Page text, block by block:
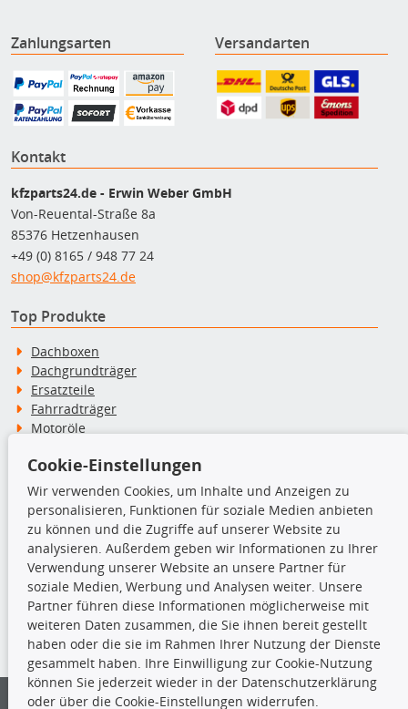
Zahlungsarten Versandarten
Kontakt
kfzparts24.de - Erwin Weber GmbH
Von-Reuental-Straße 8a
85376 Hetzenhausen
+49 (0) 8165 / 948 77 24
shop@kfzparts24.de
Top Produkte
Dachboxen
Dachgrundträger
Ersatzteile
Fahrradträger
Motoröle
Schneeketten
TecDoc Inside
Die hier angezeigten Daten insbesondere die gesamte Datenbank dürfen
nicht kopiert werden.
Es ist zu unterlassen, die Daten oder die gesamte Datenbank ohne
vorherige Zustimmung von TecDoc zu vervielfältigen, zu verbreiten
und/oder diese Handlungen durch Dritte ausführen zu lassen. Ein
Cookie-Einstellungen
Wir verwenden Cookies, um Inhalte und Anzeigen zu
personalisieren, Funktionen für soziale Medien anbieten
zu können und die Zugriffe auf unserer Website zu
analysieren. Außerdem geben wir Informationen zu Ihrer
Verwendung unserer Website an unsere Partner für
soziale Medien, Werbung und Analysen weiter. Unsere
Partner führen diese Informationen möglicherweise mit
weiteren Daten zusammen, die Sie ihnen bereit gestellt
haben oder die sie im Rahmen Ihrer Nutzung der Dienste
gesammelt haben. Ihre Einwilligung zur Cookie-Nutzung
können Sie jederzeit wieder in der Datenschutzerklärung
oder über die Cookie-Einstellungen widerrufen.